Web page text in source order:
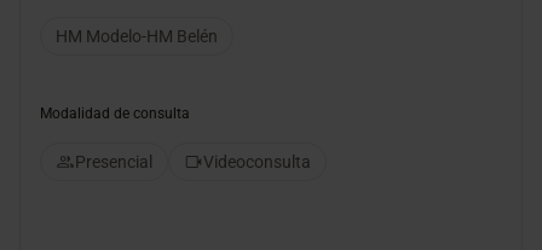
HM Modelo-HM Belén
Modalidad de consulta
Presencial Videoconsulta